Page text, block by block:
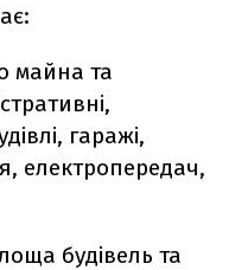
майна та
гаражі,
електропередач,
будівель та